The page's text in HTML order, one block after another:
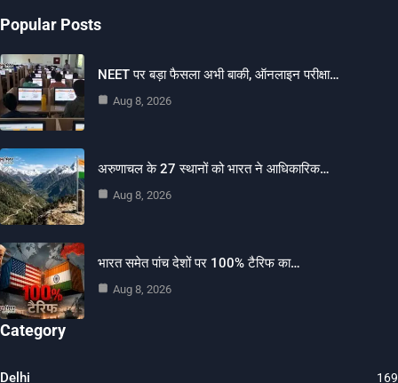
Popular Posts
NEET पर बड़ा फैसला अभी बाकी, ऑनलाइन परीक्षा…
Aug 8, 2026
अरुणाचल के 27 स्थानों को भारत ने आधिकारिक…
Aug 8, 2026
भारत समेत पांच देशों पर 100% टैरिफ का…
Aug 8, 2026
Category
Delhi